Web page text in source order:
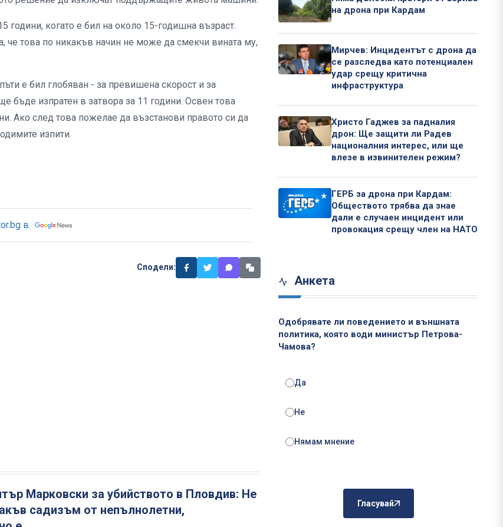
години, когато е бил на около 15-годишна възраст.
че това по никакъв начин не може да смекчи вината му,
е бил глобяван - за превишена скорост и за
бъде изпратен в затвора за 11 години. Освен това
Ако след това пожелае да възстанови правото си да
изпити.
в
Сподели:
Марковски за убийството в Пловдив: Не
садизъм от непълнолетни,
на дрона при Кардам
Мирчев: Инцидентът с дрона да
се разследва като потенциален
удар срещу критична
инфраструктура
Христо Гаджев за падналия
дрон: Ще защити ли Радев
националния интерес, или ще
влезе в извинителен режим?
ГЕРБ за дрона при Кардам:
Обществото трябва да знае
дали е случаен инцидент или
провокация срещу член на НАТО
Анкета
Одобрявате ли поведението и външната
политика, която води министър Петрова-
Чамова?
Да
Не
Нямам мнение
Гласувай